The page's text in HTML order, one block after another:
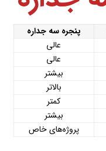
پنجره سه جداره
عالی
عالی
بیشتر
بالاتر
کمتر
بیشتر
پروژه‌های خاص